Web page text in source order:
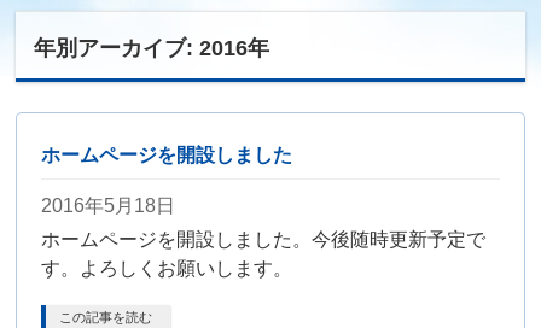
年別アーカイブ: 2016年
ホームページを開設しました
2016年5月18日
ホームページを開設しました。今後随時更新予定で
す。よろしくお願いします。
この記事を読む